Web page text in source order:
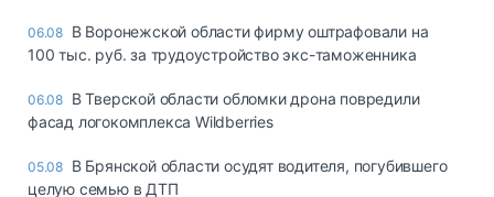
06.08 В Воронежской области фирму оштрафовали на
100 тыс. руб. за трудоустройство экс-таможенника
06.08 В Тверской области обломки дрона повредили
фасад логокомплекса Wildberries
05.08 В Брянской области осудят водителя, погубившего
целую семью в ДТП